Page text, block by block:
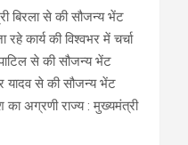
बिरला से की सौजन्य भेंट
रहे कार्य की विश्वभर में चर्चा
से की सौजन्य भेंट
यादव से की सौजन्य भेंट
अग्रणी राज्य : मुख्यमंत्री